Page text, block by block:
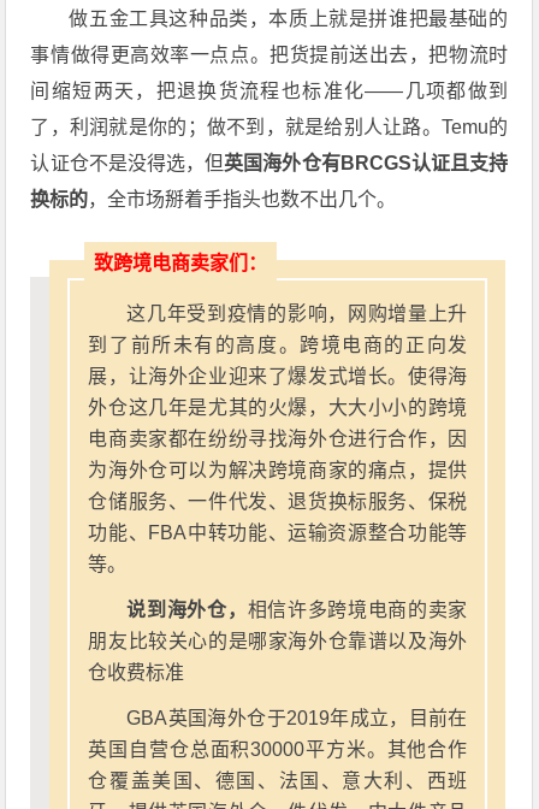
做五金工具这种品类，本质上就是拼谁把最基础的
事情做得更高效率一点点。把货提前送出去，把物流时
间缩短两天，把退换货流程也标准化——几项都做到
了，利润就是你的；做不到，就是给别人让路。Temu的
认证仓不是没得选，但英国海外仓有BRCGS认证且支持
换标的，全市场掰着手指头也数不出几个。
致跨境电商卖家们：
这几年受到疫情的影响，网购增量上升
到了前所未有的高度。跨境电商的正向发
展，让海外企业迎来了爆发式增长。使得海
外仓这几年是尤其的火爆，大大小小的跨境
电商卖家都在纷纷寻找海外仓进行合作，因
为海外仓可以为解决跨境商家的痛点，提供
仓储服务、一件代发、退货换标服务、保税
功能、FBA中转功能、运输资源整合功能等
等。
说到海外仓， 相信许多跨境电商的卖家
朋友比较关心的是哪家海外仓靠谱以及海外
仓收费标准
GBA英国海外仓于2019年成立，目前在
英国自营仓总面积30000平方米。其他合作
仓覆盖美国、德国、法国、意大利、西班